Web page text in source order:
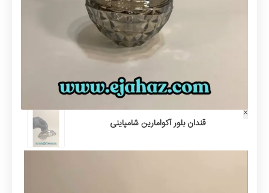
×
قندان بلور آکوامارین شامپاینی